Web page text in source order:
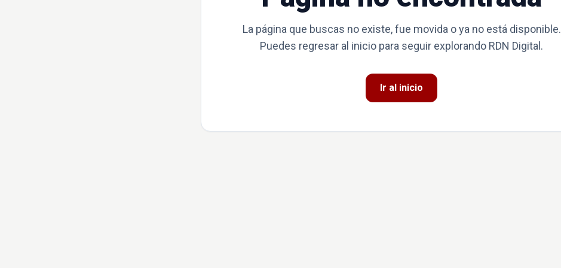
La página que buscas no existe, fue movida o ya no está disponible.
Puedes regresar al inicio para seguir explorando RDN Digital.
Ir al inicio